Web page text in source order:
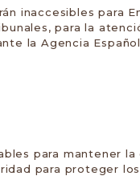
inaccesibles para
para la
la Agencia
para mantener
para proteger